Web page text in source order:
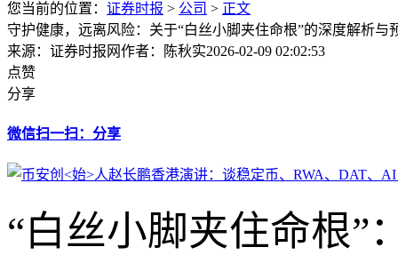
您当前的位置： 证券时报 > 公司 > 正文
守护健康，远离风险：关于“白丝小脚夹住命根”的深度解析与
来源：证券时报网作者：陈秋实2026-02-09 02:02:53
点赞
分享
微信扫一扫：分享
“白丝小脚夹住命根”